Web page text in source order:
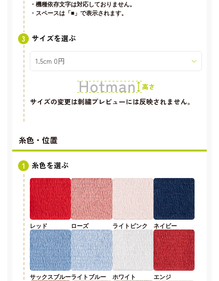
・機種依存文字は対応しておりません。
・スペースは「■」で表示されます。
サイズを選ぶ
サイズの変更は刺繍プレビューには反映されません。
糸色・位置
糸色を選ぶ
レッド ローズ ライトピンク ネイビー
サックスブルーライトブルー ホワイト エンジ